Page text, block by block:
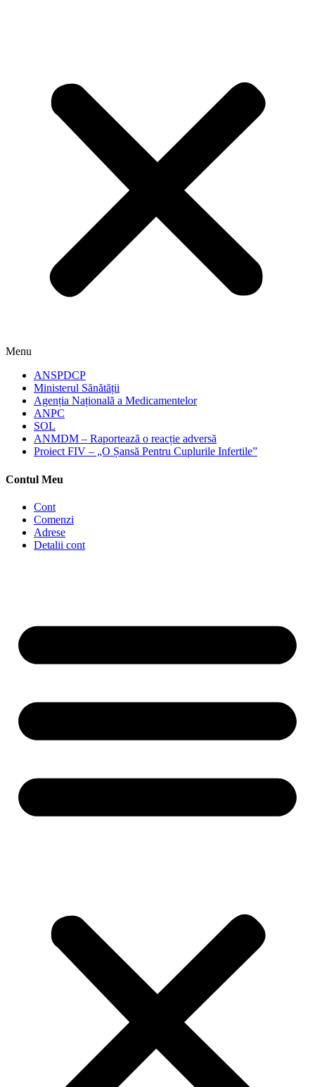
Menu
ANSPDCP
Ministerul Sănătății
Agenția Națională a Medicamentelor
ANPC
SOL
ANMDM – Raportează o reacție adversă
Proiect FIV – „O Șansă Pentru Cuplurile Infertile”
Contul Meu
Cont
Comenzi
Adrese
Detalii cont